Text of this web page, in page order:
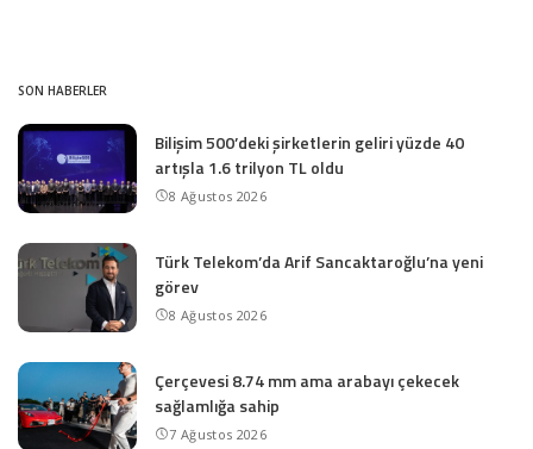
SON HABERLER
Bilişim 500’deki şirketlerin geliri yüzde 40
artışla 1.6 trilyon TL oldu
8 Ağustos 2026
Türk Telekom’da Arif Sancaktaroğlu’na yeni
görev
8 Ağustos 2026
Çerçevesi 8.74 mm ama arabayı çekecek
sağlamlığa sahip
7 Ağustos 2026